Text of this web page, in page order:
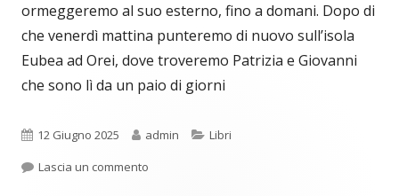
ormeggeremo al suo esterno, fino a domani. Dopo di
che venerdì mattina punteremo di nuovo sull’isola
Eubea ad Orei, dove troveremo Patrizia e Giovanni
che sono lì da un paio di giorni
Pubblicato
12 Giugno 2025 Autore
admin Categorie
Libri
Lascia un commento